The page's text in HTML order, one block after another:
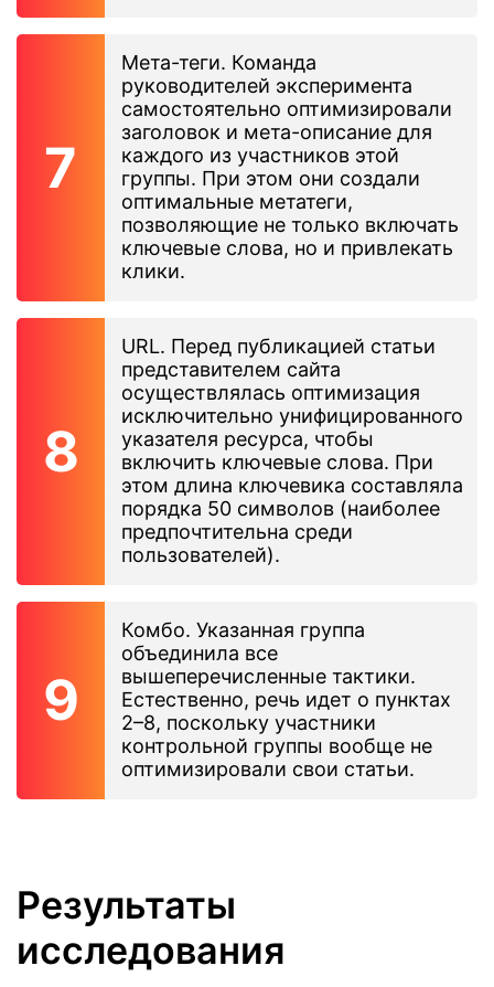
Мета-теги. Команда
руководителей эксперимента
самостоятельно оптимизировали
заголовок и мета-описание для
каждого из участников этой
группы. При этом они создали
оптимальные метатеги,
позволяющие не только включать
ключевые слова, но и привлекать
клики.
URL. Перед публикацией статьи
представителем сайта
осуществлялась оптимизация
исключительно унифицированного
указателя ресурса, чтобы
включить ключевые слова. При
этом длина ключевика составляла
порядка 50 символов (наиболее
предпочтительна среди
пользователей).
Комбо. Указанная группа
объединила все
вышеперечисленные тактики.
Естественно, речь идет о пунктах
2–8, поскольку участники
контрольной группы вообще не
оптимизировали свои статьи.
Результаты
исследования